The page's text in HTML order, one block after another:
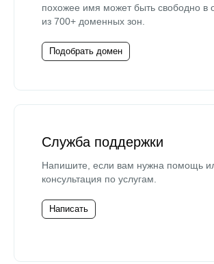
похожее имя может быть свободно в
из 700+ доменных зон.
Подобрать домен
Служба поддержки
Напишите, если вам нужна помощь
консультация по услугам.
Написать